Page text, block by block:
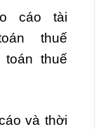
cáo tài
thuế
toán thuế
và thời